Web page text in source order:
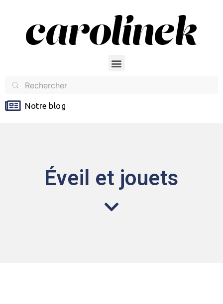
Notre blog
Éveil et jouets